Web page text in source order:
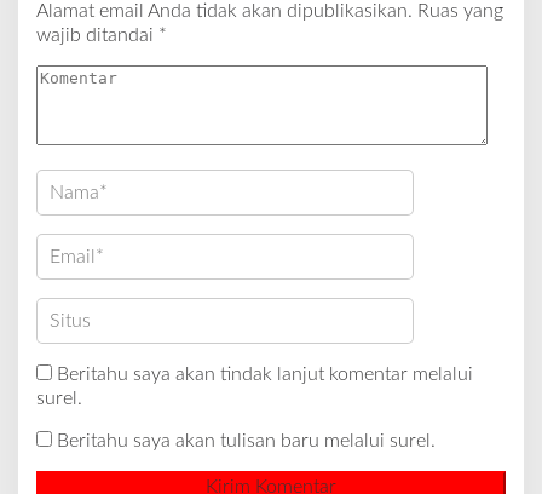
Alamat email Anda tidak akan dipublikasikan. Ruas yang
wajib ditandai *
Beritahu saya akan tindak lanjut komentar melalui
surel.
Beritahu saya akan tulisan baru melalui surel.